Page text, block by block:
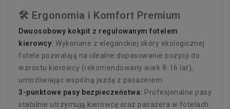
🛠️ Ergonomia i Komfort Premium
Dwuosobowy kokpit z regulowanym fotelem
kierowcy: Wykonane z eleganckiej skóry ekologicznej
fotele pozwalają na idealne dopasowanie pozycji do
wzrostu kierowcy (rekomendowany wiek 8-16 lat),
umożliwiając wspólną jazdę z pasażerem.
3-punktowe pasy bezpieczeństwa: Profesjonalne pasy
stabilnie utrzymują kierowcę oraz pasażera w fotelach